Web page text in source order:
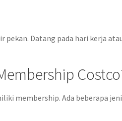
Datang pada hari kerja
membership. Ada beberapa